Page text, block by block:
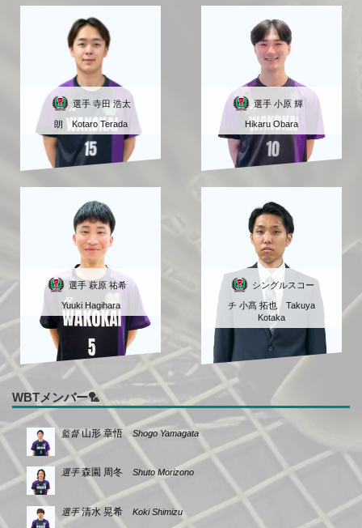
選手 寺田 浩太
朗 Kotaro Terada
選手 小原 輝
Hikaru Obara
選手 萩原 祐希
Yuuki Hagihara
シングルスコー
チ 小髙 拓也 Takuya
Kotaka
WBTメンバー
監督山形 章悟Shogo Yamagata
選手 森園 周冬 Shuto Morizono
選手清水 晃希 Koki Shimizu